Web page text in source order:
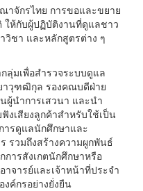
าจักรไทย การขอและขยาย
ห้กับผู้ปฏิบัติงานที่ดูแลชาว
ชา และหลักสูตรต่าง ๆ
ลุ่มเพื่อสำรวจระบบดูแล
าวุฑฒิกุล รองคณบดีฝ่าย
นำการเสวนา และนำ
งเสียงลูกค้าสำหรับใช้เป็น
รดูแลนักศึกษาและ
รวมถึงสร้างความผูกพันธ์
การสังเกตนักศึกษาหรือ
จารย์และเจ้าหน้าที่ประจำ
ค์กรอย่างยั่งยืน